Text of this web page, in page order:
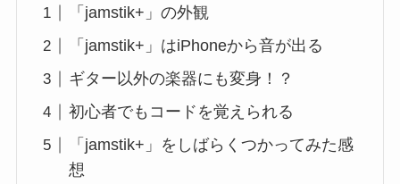
「jamstik+」の外観
「jamstik+」はiPhoneから音が出る
ギター以外の楽器にも変身！？
初心者でもコードを覚えられる
「jamstik+」をしばらくつかってみた感
想